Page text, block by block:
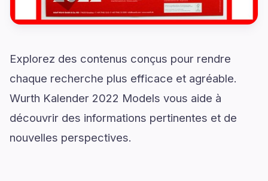
Explorez des contenus conçus pour rendre
chaque recherche plus efficace et agréable.
Wurth Kalender 2022 Models vous aide à
découvrir des informations pertinentes et de
nouvelles perspectives.